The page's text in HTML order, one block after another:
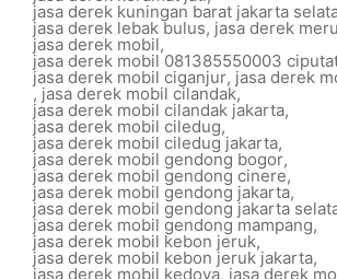
jasa derek kuningan barat jakarta
jasa derek lebak bulus, jasa derek
jasa derek mobil,
jasa derek mobil 081385550003
jasa derek mobil ciganjur, jasa derek
, jasa derek mobil cilandak,
jasa derek mobil cilandak jakarta,
jasa derek mobil ciledug,
jasa derek mobil ciledug jakarta,
jasa derek mobil gendong bogor,
jasa derek mobil gendong cinere,
jasa derek mobil gendong jakarta,
jasa derek mobil gendong jakarta
jasa derek mobil gendong mampang,
jasa derek mobil kebon jeruk,
jasa derek mobil kebon jeruk jakarta,
jasa derek mobil kedoya, jasa derek